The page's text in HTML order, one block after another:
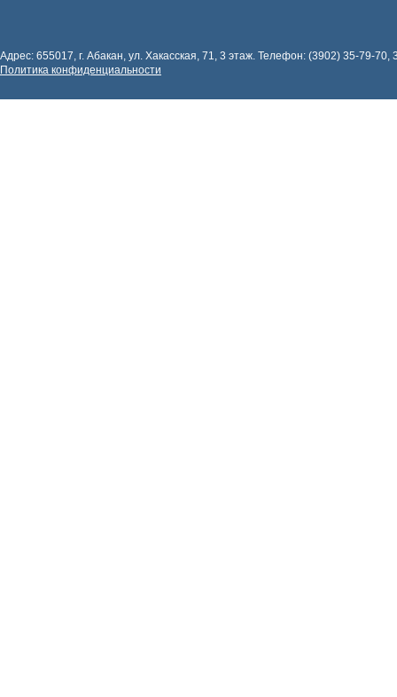
Адрес: 655017, г. Абакан, ул. Хакасская, 71, 3 этаж. Телефон: (3902) 35-79-
Политика конфиденциальности